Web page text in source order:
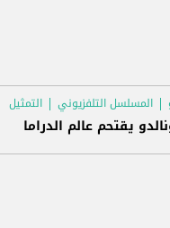
المسلسل التلفزيوني التمثيل
يقتحم عالم الدراما